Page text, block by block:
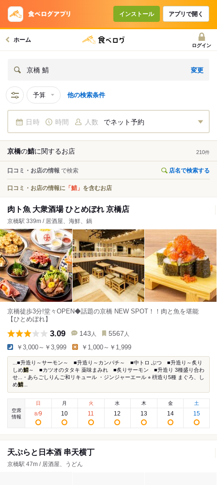
インストール アプリで開く
ホーム
ログイン
京橋 鯖 変更
予算 他の検索条件
日時 時間 人数 でネット予約
京橋の鯖に関するお店 210件
口コミ・お店の情報 で検索 店名で検索する
口コミ・お店の情報に 「鯖」 を含むお店
肉ト魚 大衆酒場 ひとめぼれ 京橋店
京橋駅 339m / 居酒屋、海鮮、鍋
京橋徒歩3分!堂々OPEN◆話題の京橋 NEW SPOT！！肉と魚を堪能
【ひとめぼれ】
3.09 143 人 5567 人
￥3,000～￥3,999 ￥1,000～￥1,999
...■升造り～サーモン～ ■升造り～カンパチ～ ■中トロ ぶつ ■升造り～炙り
しめ鯖～ ■カツオのタタキ 薬味まみれ ■炙りサーモン ■升造り 3種盛り合わ
せ...・あらごしりんご和リキュール ・ジンジャーエール ⭐︎ 枡造り5種 まぐろ、し
め鯖
空席
情報
日
8/9
月
10
火
11
水
12
木
13
金
14
土
15
天ぷらと日本酒 串天横丁
京橋駅 47m / 居酒屋、うどん